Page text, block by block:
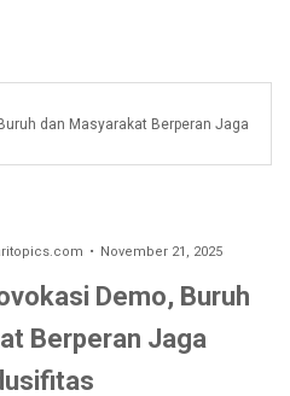
dan Masyarakat Berperan Jaga
November 21, 2025
Demo, Buruh
Berperan Jaga